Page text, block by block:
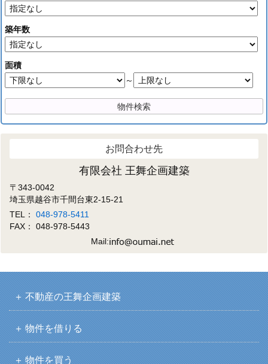
築年数
面積
～
お問合わせ先
有限会社 王舞企画建築
〒343-0042
埼玉県越谷市千間台東2-15-21
TEL：048-978-5411
FAX： 048-978-5443
Mail:
不動産の王舞企画建築
物件を借りる
物件を買う